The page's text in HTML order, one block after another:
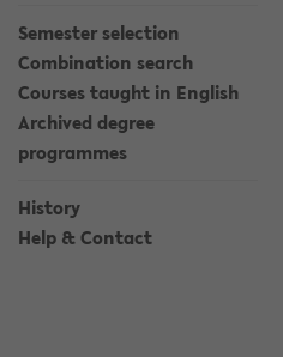
Semester selection
Combination search
Courses taught in English
Archived degree
programmes
History
Help & Contact